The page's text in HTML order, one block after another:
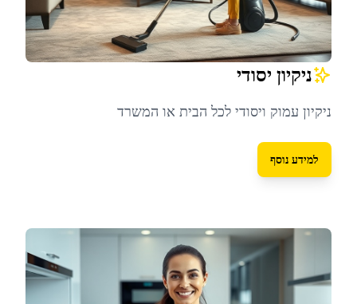
ניקיון יסודי
ניקיון עמוק ויסודי לכל הבית או המשרד
למידע נוסף